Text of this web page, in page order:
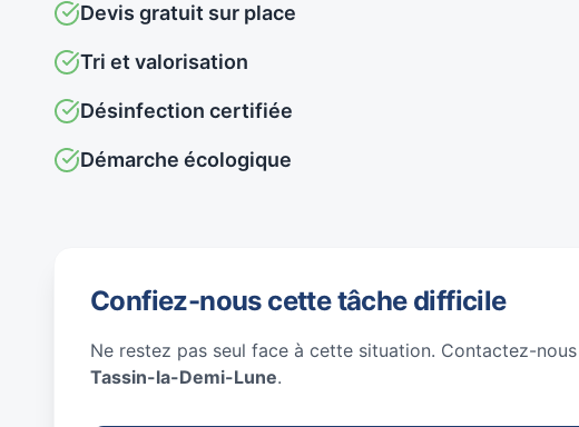
Devis gratuit sur place
Tri et valorisation
Désinfection certifiée
Démarche écologique
Confiez-nous cette tâche difficile
Ne restez pas seul face à cette situation. Contactez-
Tassin-la-Demi-Lune.